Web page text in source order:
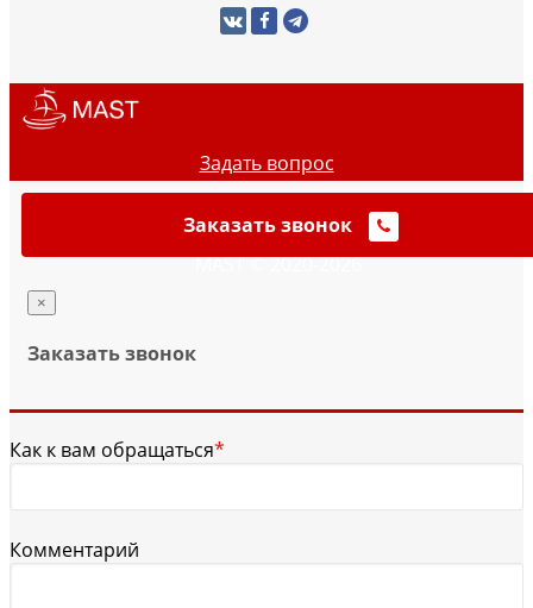
Задать вопрос
Заказать звонок
MAST © 2020-2026
×
Заказать звонок
Как к вам обращаться*
Комментарий